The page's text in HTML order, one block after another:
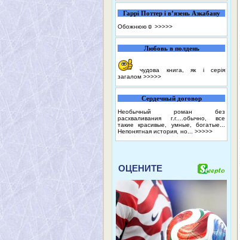
Гаррі Поттер і в’язень Азкабану
Обожнюю☺️ >>>>>
Любовь в полдень
чудова книга, як і серія
загалом >>>>>
Сердечный договор
Необычный роман без
расхваливания г.г....обычно, все
такие красивые, умные, богатые...
Непонятная история, но... >>>>>
ОЦЕНИТЕ